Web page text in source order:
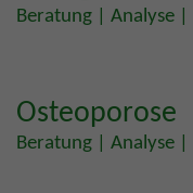
Beratung | Analyse
Osteoporose
Beratung | Analyse